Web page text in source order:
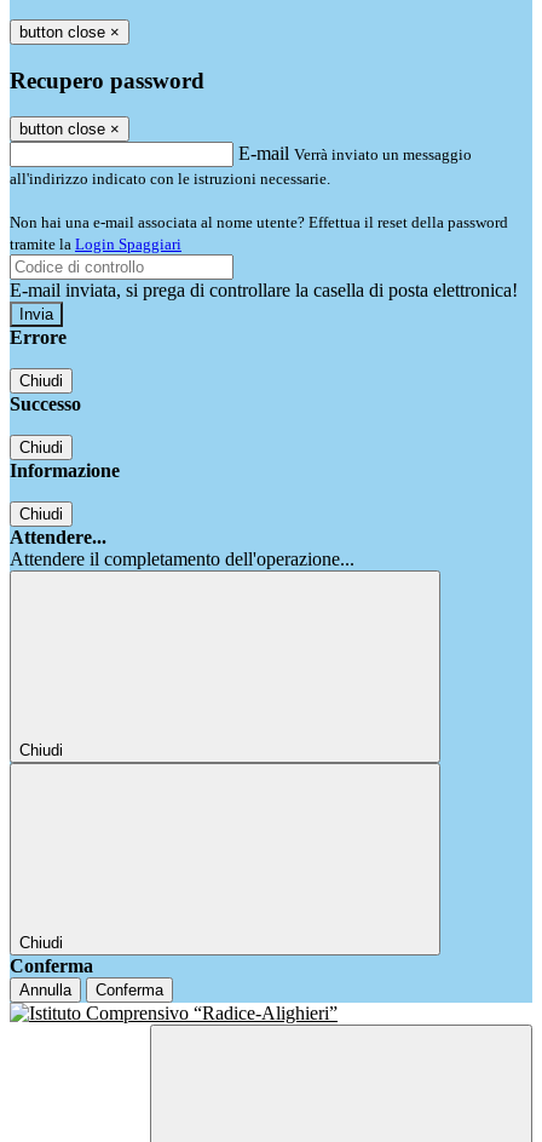
button close ×
Recupero password
button close ×
E-mail Verrà inviato un messaggio
all'indirizzo indicato con le istruzioni necessarie.
Non hai una e-mail associata al nome utente? Effettua il reset della password
tramite la Login Spaggiari
E-mail inviata, si prega di controllare la casella di posta elettronica!
Errore
Chiudi
Successo
Chiudi
Informazione
Chiudi
Attendere...
Attendere il completamento dell'operazione...
Chiudi
Chiudi
Conferma
Annulla Conferma